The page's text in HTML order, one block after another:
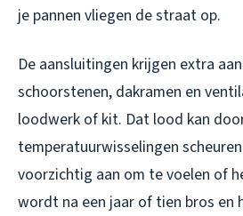
je pannen vliegen de straat op.
De aansluitingen krijgen extra
schoorstenen, dakramen en
loodwerk of kit. Dat lood kan
temperatuurwisselingen
voorzichtig aan om te voelen of
wordt na een jaar of tien bros en